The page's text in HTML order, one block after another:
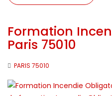
Formation
Paris 75010
PARIS 75010